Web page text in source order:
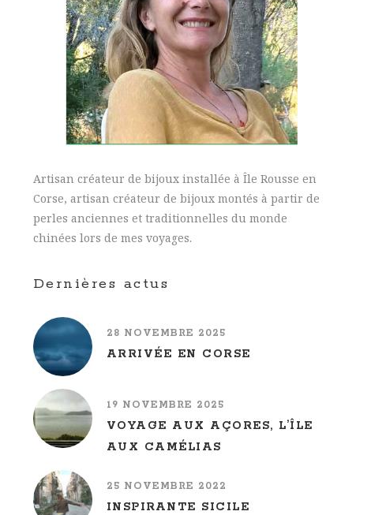
Artisan créateur de bijoux installée à Île Rousse en
Corse, artisan créateur de bijoux montés à partir de
perles anciennes et traditionnelles du monde
chinées lors de mes voyages.
Dernières actus
28 NOVEMBRE 2025
ARRIVÉE EN CORSE
19 NOVEMBRE 2025
VOYAGE AUX AÇORES, L’ÎLE
AUX CAMÉLIAS
25 NOVEMBRE 2022
INSPIRANTE SICILE